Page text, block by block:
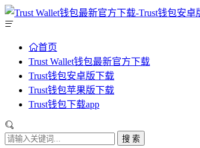
首页
Trust Wallet钱包最新官方下载
Trust钱包安卓版下载
Trust钱包苹果版下载
Trust钱包下载app
搜 索